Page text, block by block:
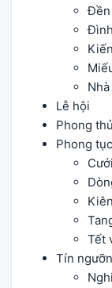
Đền
Đình
Lễ hội
Phong
Phong tục
Tết
Tín